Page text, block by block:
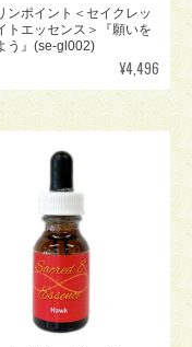
ンポイント＜セイクレッ
トエッセンス＞『願いを
う』(se-gl002)
¥4,496